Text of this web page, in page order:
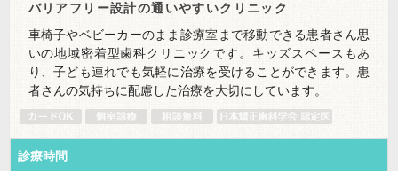
バリアフリー設計の通いやすいクリニック
車椅子やベビーカーのまま診療室まで移動できる患者さん思
いの地域密着型歯科クリニックです。キッズスペースもあ
り、子ども連れでも気軽に治療を受けることができます。患
者さんの気持ちに配慮した治療を大切にしています。
診療時間